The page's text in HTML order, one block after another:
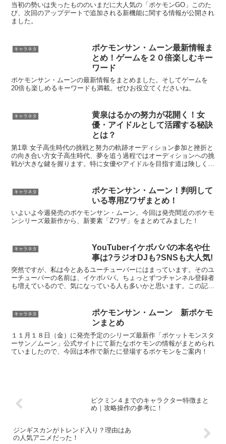
当初の勢いは失ったもののいまだに大人気の「ポケモンGO」このた
び、次回のアップデートで追加される新機能に関する情報が公開され
ました。
キャラネタ
ポケモンサン・ムーン最新情報ま
とめ！ゲームを２０倍楽しむキー
ワード
ポケモンサン・ムーンの最新情報をまとめました。そしてゲームを
20倍も楽しめるキーワードも満載。ぜひお役立てくださいね。
キャラネタ
黄泉はるかの努力が花開く！女
優・アイドルとして活躍する秘訣
とは？
第1章 女子高生時代の挑戦と努力の軌跡オーディション参加と挫折と
の向き合い方女子高生時代、夢を追う過程ではオーディションへの挑
戦が大きな鍵を握ります。特に女優やアイドルを目指す道は険しく、
キャラネタ
ポケモンサン・ムーン！判明して
いる専用Zワザまとめ！
いよいよ今週発売のポケモンサン・ムーン。今回は発売間近のポケモ
ンシリーズ最新作から、新要素「Zワザ」をまとめてみました！
キャラネタ
YouTuberイケボパパの本名や仕
事は?ラジオDJも?SNSも大人気!
突然ですが、私は今とあるユーチューバーにはまっています。そのユ
ーチューバーの名前は、イケボパパ。ちょっとずつチャンネル登録者
も増えているので、気になっている人も多いかと思います。この記事
キャラネタ
ポケモンサン・ムーン 新ポケモ
ンまとめ
１１月１８日（金）に発売予定のシリーズ最新作「ポケットモンスタ
ーサン／ムーン」公式サイトにて新たなポケモンの情報がまとめられ
ていましたので、今回は本作で新たに登場するポケモンをご案内！
ピクミン４までのキャラクター特徴まと
め｜攻略操作の参考に！
ジンギスカンがトレンド入り？理由はあ
の人気アニメだった！